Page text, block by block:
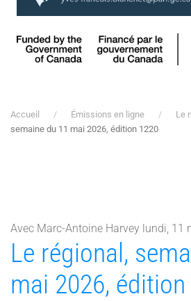
Accueil Émissions en ligne Le
semaine du 11 mai 2026, édition 1220
Avec Marc-Antoine Harvey lundi, 11
Le régional,
mai 2026,